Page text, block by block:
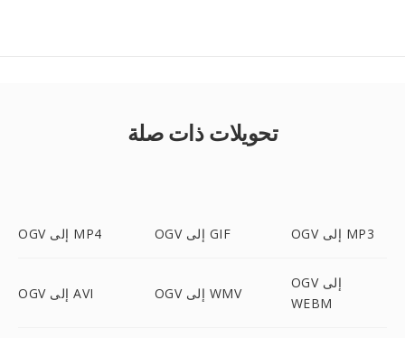
تحويلات ذات صلة
OGV إلى MP4 OGV إلى GIF OGV إلى MP3
OGV إلى AVI OGV إلى WMV
OGV إلى
WEBM